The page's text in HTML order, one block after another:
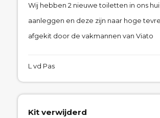
Wij hebben 2 nieuwe toiletten in ons
aanleggen en deze zijn naar hoge
afgekit door de vakmannen van Viato
L vd Pas
Kit verwijderd